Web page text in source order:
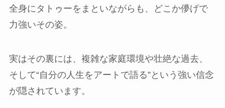
全身にタトゥーをまといながらも、どこか儚げで
力強いその姿。
実はその裏には、複雑な家庭環境や壮絶な過去、
そして“自分の人生をアートで語る”という強い信念
が隠されています。